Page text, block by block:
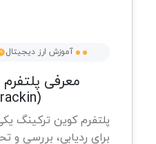
آموزش ارز دیجیتال
معرفی
(Cointrackin)
پلتفرم کوین ترکینگ
برای ردیابی، بررسی و